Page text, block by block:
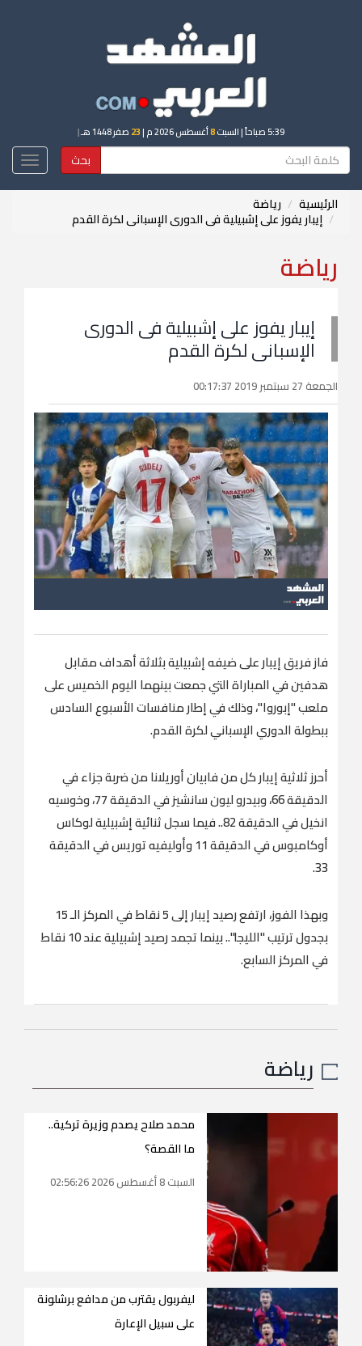
5:39 صباحاً | السبت8أغسطس 2026 م | 23 صفر 1448 هـ |
بحث
الرئيسية رياضة
إيبار يفوز على إشبيلية فى الدورى الإسبانى لكرة القدم
رياضة
إيبار يفوز على إشبيلية فى الدورى
الإسبانى لكرة القدم
الجمعة 27 سبتمبر 2019 00:17:37
فاز فريق إيبار على ضيفه إشبيلية بثلاثة أهداف مقابل
هدفين في المباراة التي جمعت بينهما اليوم الخميس على
ملعب "إبوروا"، وذلك في إطار منافسات الأسبوع السادس
ببطولة الدوري الإسباني لكرة القدم.
أحرز ثلاثية إيبار كل من فابيان أوريلانا من ضربة جزاء في
الدقيقة 66، وبيدرو ليون سانشيز في الدقيقة 77، وخوسيه
انخيل في الدقيقة 82.. فيما سجل ثنائية إشبيلية لوكاس
أوكامبوس في الدقيقة 11 وأوليفيه توريس في الدقيقة
33.
وبهذا الفوز، ارتفع رصيد إيبار إلى 5 نقاط في المركز الـ 15
بجدول ترتيب "الليجا".. بينما تجمد رصيد إشبيلية عند 10 نقاط
في المركز السابع.
رياضة
محمد صلاح يصدم وزيرة تركية..
ما القصة؟
السبت 8 أغسطس 2026 02:56:26
ليفربول يقترب من مدافع برشلونة
على سبيل الإعارة